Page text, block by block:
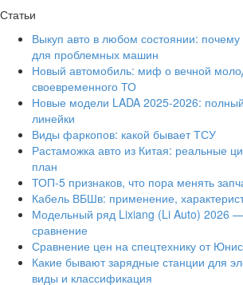
Статьи
Выкуп авто в любом состоянии: почему
для проблемных машин
Новый автомобиль: миф о вечной
своевременного ТО
Новые модели LADA 2025-2026:
линейки
Виды фаркопов: какой бывает ТСУ
Растаможка авто из Китая: реальные
план
ТОП-5 признаков, что пора менять
Кабель ВБШв: применение,
Модельный ряд Lixiang (Li Auto) 2026
сравнение
Сравнение цен на спецтехнику от
Какие бывают зарядные станции для
виды и классификация